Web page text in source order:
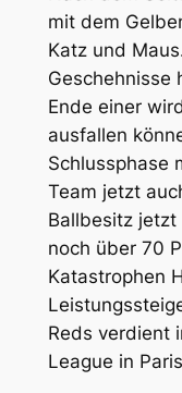
mit dem
Katz und
Geschehnisse
Ende einer
ausfallen
Schlussphase
Team jetzt
Ballbesitz jetzt
noch über 70
Katastrophen
Reds verdient
League in